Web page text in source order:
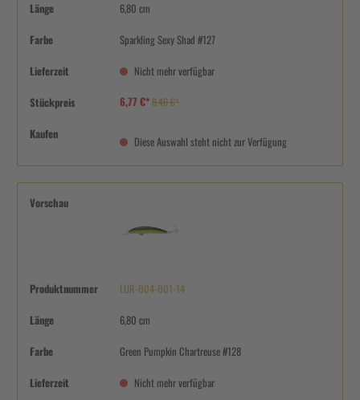
Länge 6,80 cm
Farbe Sparkling Sexy Shad #127
Lieferzeit Nicht mehr verfügbar
Stückpreis 6,77 €*8,46 €*
Kaufen
Diese Auswahl steht nicht zur Verfügung
Vorschau
Produktnummer LUR-004-001-14
Länge 6,80 cm
Farbe Green Pumpkin Chartreuse #128
Lieferzeit Nicht mehr verfügbar